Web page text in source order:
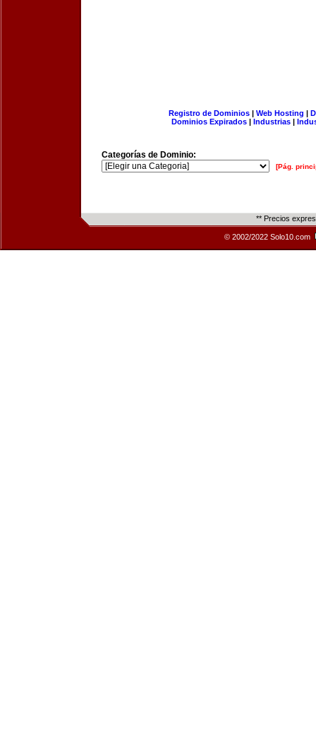
Registro de Dominios| Web Hosting |
Dominios Expirados | Industrias |
Categorías de Dominio:
[Pág.
** Precios
© 2002/2022 Solo10.com